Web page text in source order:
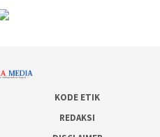
KODE ETIK
REDAKSI